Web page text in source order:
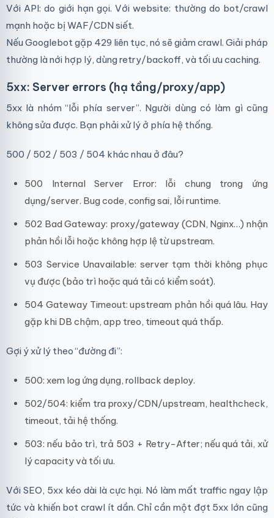
Với API: do giới hạn gọi. Với website: thường do bot/crawl
mạnh hoặc bị WAF/CDN siết.
Nếu Googlebot gặp 429 liên tục, nó sẽ giảm crawl. Giải pháp
thường là nới hợp lý, dùng retry/backoff, và tối ưu caching.
5xx: Server errors (hạ tầng/proxy/app)
5xx là nhóm “lỗi phía server”. Người dùng có làm gì cũng
không sửa được. Bạn phải xử lý ở phía hệ thống.
500 / 502 / 503 / 504 khác nhau ở đâu?
500 Internal Server Error: lỗi chung trong ứng
dụng/server. Bug code, config sai, lỗi runtime.
502 Bad Gateway: proxy/gateway (CDN, Nginx…) nhận
phản hồi lỗi hoặc không hợp lệ từ upstream.
503 Service Unavailable: server tạm thời không phục
vụ được (bảo trì hoặc quá tải có kiểm soát).
504 Gateway Timeout: upstream phản hồi quá lâu. Hay
gặp khi DB chậm, app treo, timeout quá thấp.
Gợi ý xử lý theo “đường đi”:
500: xem log ứng dụng, rollback deploy.
502/504: kiểm tra proxy/CDN/upstream, healthcheck,
timeout, tải hệ thống.
503: nếu bảo trì, trả 503 + Retry-After; nếu quá tải, xử
lý capacity và tối ưu.
Với SEO, 5xx kéo dài là cực hại. Nó làm mất traffic ngay lập
tức và khiến bot crawl ít dần. Chỉ cần một đợt 5xx lớn cũng